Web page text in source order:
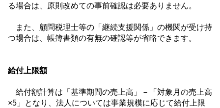
る場合は、原則改めての事前確認は必要ありません。
また、顧問税理士等の「継続支援関係」の機関が受け持
つ場合は、帳簿書類の有無の確認等が省略できます。
給付上限額
給付額計算は「基準期間の売上高」－「対象月の売上高
×5 」となり、法人については事業規模に応じて給付上限